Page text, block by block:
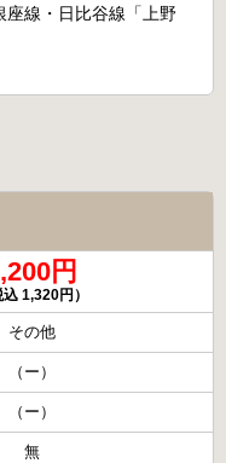
座線・日比谷線「上野
円
込 1,320円）
その他
（ー）
（ー）
無